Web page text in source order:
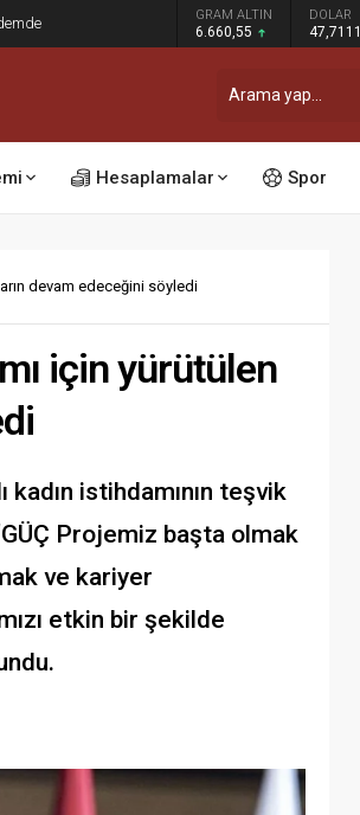
Kamu
GRAM ALTIN
6.660,55
DOLAR
47,7111
Hesaplamalar Spor
devam edeceğini söyledi
için yürütülen
kadın istihdamının teşvik
Projemiz başta olmak
ve kariyer
etkin bir şekilde